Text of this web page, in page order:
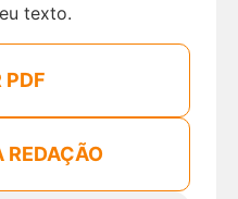
texto.
PDF
REDAÇÃO